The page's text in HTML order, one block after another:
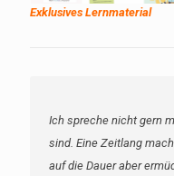
Exklusives Lernmaterial
Ich spreche nicht gern
sind. Eine Zeitlang
auf die Dauer aber